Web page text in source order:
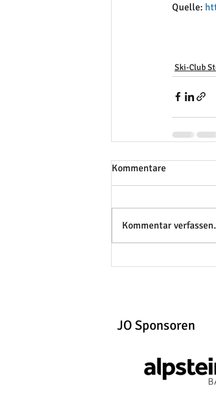
Quelle:
Ski-Club
Kommentare
Kommentar
JO Sponsoren